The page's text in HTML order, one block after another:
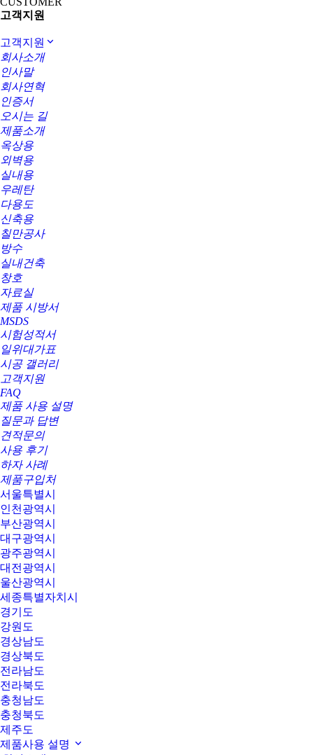
고객지원
고객지원
회사소개
인사말
회사연혁
인증서
오시는 길
제품소개
옥상용
외벽용
실내용
우레탄
다용도
신축용
칠만공사
방수
실내건축
창호
자료실
제품 시방서
MSDS
시험성적서
일위대가표
시공 갤러리
고객지원
FAQ
제품 사용 설명
질문과 답변
견적문의
사용 후기
하자 사례
제품구입처
서울특별시
인천광역시
부산광역시
대구광역시
광주광역시
대전광역시
울산광역시
세종특별자치시
경기도
강원도
경상남도
경상북도
전라남도
전라북도
충청남도
충청북도
제주도
제품사용 설명